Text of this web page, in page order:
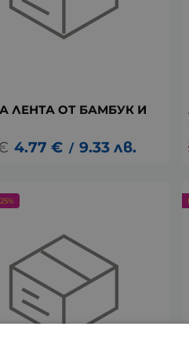
ЛЕНТА ОТ БАМБУК И
4.77 € / 9.33 лв.